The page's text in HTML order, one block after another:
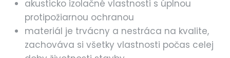
akusticko izolačné vlastnosti s úplnou
protipožiarnou ochranou
materiál je trvácny a nestráca na kvalite,
zachováva si všetky vlastnosti počas celej